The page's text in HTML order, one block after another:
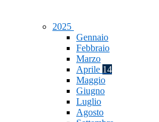
2025
Gennaio
Febbraio
Marzo
Aprile 14
Maggio
Giugno
Luglio
Agosto